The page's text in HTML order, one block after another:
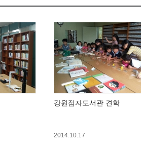
강원점자도서관 견학
2014.10.17